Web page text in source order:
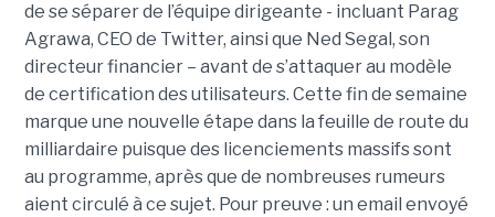
de se séparer de l’équipe dirigeante - incluant Parag
Agrawa, CEO de Twitter, ainsi que Ned Segal, son
directeur financier – avant de s’attaquer au modèle
de certification des utilisateurs. Cette fin de semaine
marque une nouvelle étape dans la feuille de route du
milliardaire puisque des licenciements massifs sont
au programme, après que de nombreuses rumeurs
aient circulé à ce sujet. Pour preuve : un email envoyé